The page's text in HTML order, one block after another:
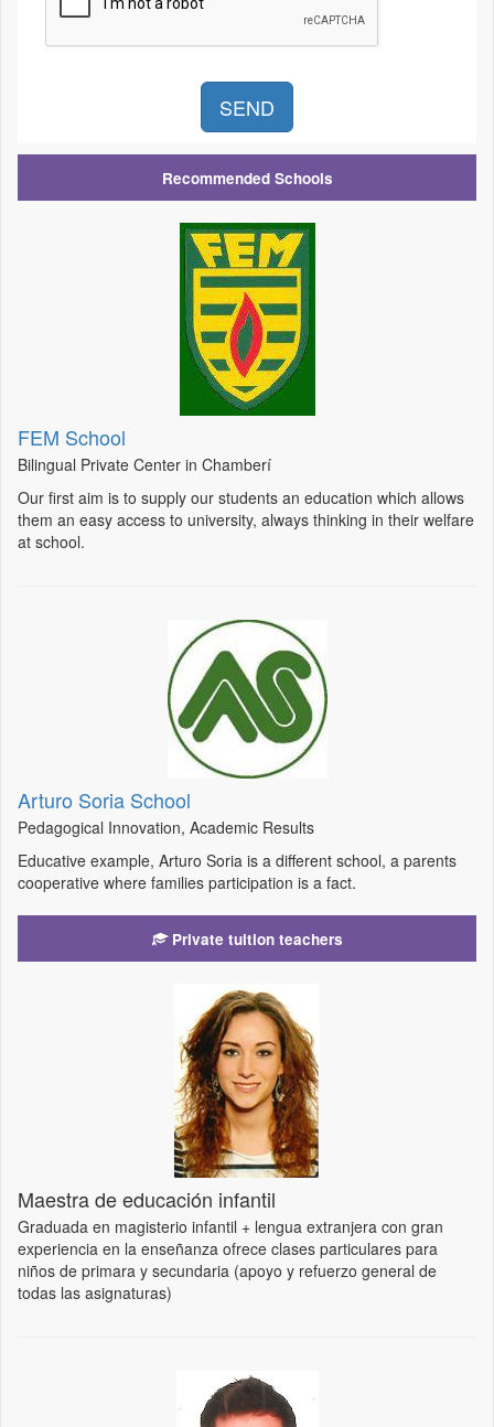
Recommended Schools
FEM School
Bilingual Private Center in Chamberí
Our first aim is to supply our students an education which allows
them an easy access to university, always thinking in their welfare
at school.
Arturo Soria School
Pedagogical Innovation, Academic Results
Educative example, Arturo Soria is a different school, a parents
cooperative where families participation is a fact.
Private tuition teachers
Maestra de educación infantil
Graduada en magisterio infantil + lengua extranjera con gran
experiencia en la enseñanza ofrece clases particulares para
niños de primara y secundaria (apoyo y refuerzo general de
todas las asignaturas)